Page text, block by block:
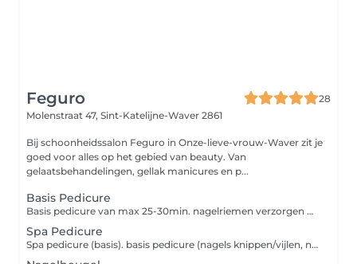
Feguro
28
Molenstraat 47, Sint-Katelijne-Waver 2861
Bij schoonheidssalon Feguro in Onze-lieve-vrouw-Waver zit je
goed voor alles op het gebied van beauty. Van
gelaatsbehandelingen, gellak manicures en p...
Basis Pedicure
Basis pedicure van max 25-30min. nagelriemen verzorgen nagels knippen/vijlen voeten raspen (eelt) voedcreme aanbrengen eventueel nagellak of Gellak aanbrengen
Spa Pedicure
Spa pedicure (basis). basis pedicure (nagels knippen/vijlen, nagelriemen verzorgen en voeten raspen) peeling masker voetmassage